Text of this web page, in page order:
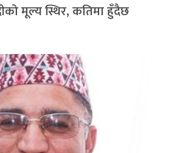
मूल्य स्थिर, कतिमा हुँदैछ